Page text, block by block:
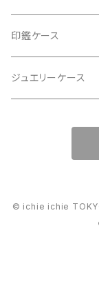
ハンドバッグ・ショル
スマホショルダー、サ
トートーバッグ
コロンとしたハンド
コロンとした大容量
ミニポーチ
印鑑ケース
ジュエリーケース
© ichie ichie TOKYO